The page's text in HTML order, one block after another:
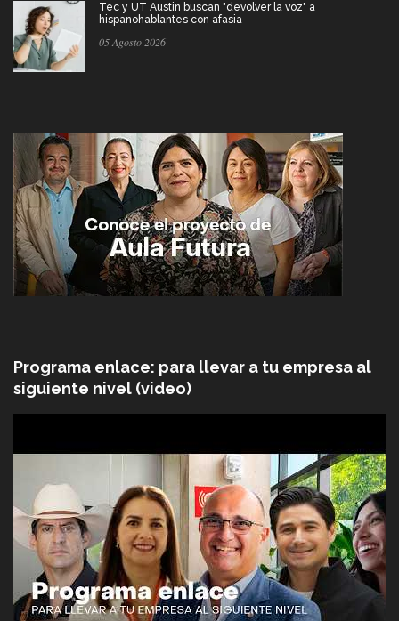
Tec y UT Austin buscan "devolver la voz" a
hispanohablantes con afasia
05 Agosto 2026
Programa enlace: para llevar a tu empresa al
siguiente nivel (video)